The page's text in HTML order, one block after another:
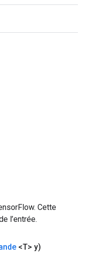
Cette
l’entrée.
<T> y)